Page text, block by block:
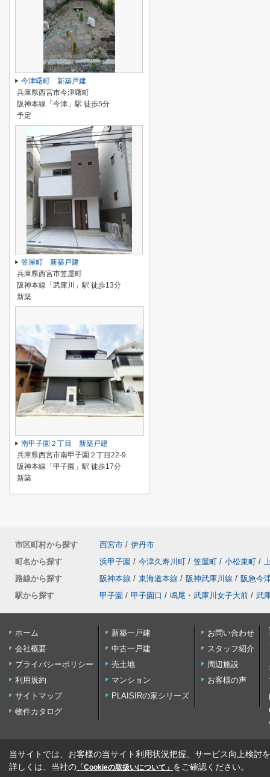
今津曙町 新築戸建
兵庫県西宮市今津曙町
阪神本線「今津」駅 徒歩5分
予定
笠屋町 新築戸建
兵庫県西宮市笠屋町
阪神本線「武庫川」駅 徒歩13分
新築
南甲子園２丁目 新築戸建
兵庫県西宮市南甲子園２丁目22-9
阪神本線「甲子園」駅 徒歩17分
新築
市区町村から探す 西宮市 / 伊丹市
町名から探す
浜甲子園 / 今津久寿川町 / 笠屋町 / 小松東町 /
路線から探す
阪神本線 / 東海道本線 / 阪神武庫川線 / 阪急今
駅から探す
甲子園 / 甲子園口 / 鳴尾・武庫川女子大前 / 武
ホーム
会社概要
プライバシーポリシー
利用規約
サイトマップ
物件カタログ
新築一戸建
中古一戸建
売土地
マンション
PLAISIRの家シリーズ
お問い合わせ
スタッフ紹介
周辺施設
お客様の声
当サイトでは、お客様の当サイト利用状況把握、サービス向上検討
詳しくは、当社の 「Cookieの取扱いについて」 をご確認ください。